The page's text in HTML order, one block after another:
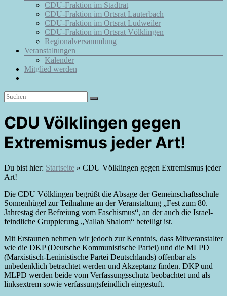
CDU-Fraktion im Stadtrat
CDU-Fraktion im Ortsrat Lauterbach
CDU-Fraktion im Ortsrat Ludweiler
CDU-Fraktion im Ortsrat Völklingen
Regionalversammlung
Veranstaltungen
Kalender
Mitglied werden
CDU Völklingen gegen
Extremismus jeder Art!
Du bist hier: Startseite » CDU Völklingen gegen Extremismus jeder
Art!
Die CDU Völklingen begrüßt die Absage der Gemeinschaftsschule
Sonnenhügel zur Teilnahme an der Veranstaltung „Fest zum 80.
Jahrestag der Befreiung vom Faschismus“, an der auch die Israel-
feindliche Gruppierung „Yallah Shalom“ beteiligt ist.
Mit Erstaunen nehmen wir jedoch zur Kenntnis, dass Mitveranstalter
wie die DKP (Deutsche Kommunistische Partei) und die MLPD
(Marxistisch-Leninistische Partei Deutschlands) offenbar als
unbedenklich betrachtet werden und Akzeptanz finden. DKP und
MLPD werden beide vom Verfassungsschutz beobachtet und als
linksextrem sowie verfassungsfeindlich eingestuft.